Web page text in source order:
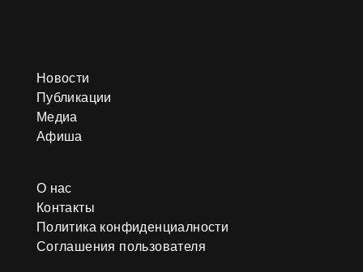
Новости
Публикации
Медиа
Афиша
О нас
Контакты
Политика конфиденциалности
Соглашения пользователя